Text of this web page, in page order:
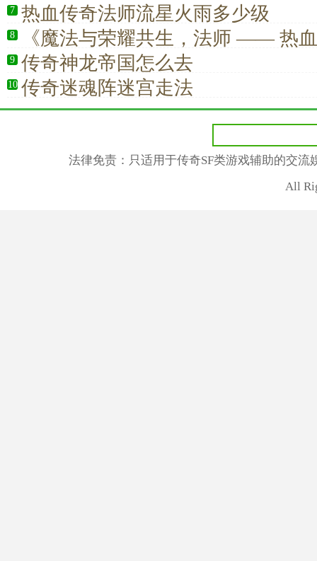
7 热血传奇法师流星火雨多少级
8
《魔法与荣耀共生，法师 —— 热
信仰》
9 传奇神龙帝国怎么去
10 传奇迷魂阵迷宫走法
法律免责：只适用于传奇SF类游戏辅助的交
All